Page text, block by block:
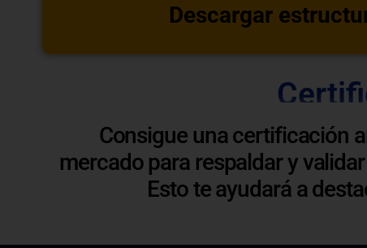
Descargar
Consigue una certificación
mercado para respaldar y
Esto te ayudará a